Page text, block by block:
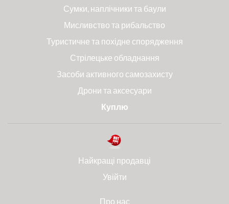
Сумки, наплічники та баули
Мисливство та рибальство
Туристичне та похідне спорядження
Стрілецьке обладнання
Засоби активного самозахисту
Дрони та аксесуари
Куплю
Найкращі продавці
Увійти
Про нас